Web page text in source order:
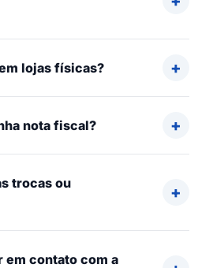
lojas físicas?
nota fiscal?
trocas ou
em contato com a